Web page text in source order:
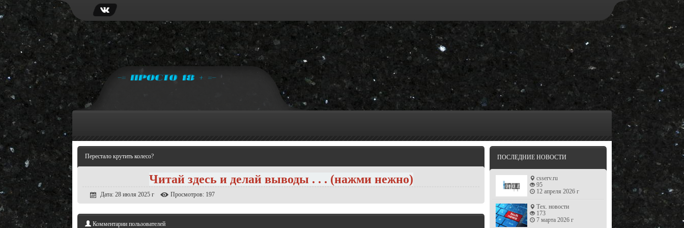
Перестало крутить колесо?
Читай здесь и делай выводы . . . (нажми нежно)
Дата: 28 июля 2025 г Просмотров: 197
Комментарии пользователей
ПОСЛЕДНИЕ НОВОСТИ
csserv.ru
95
12 апреля 2026 г
Тех. новости
173
7 марта 2026 г